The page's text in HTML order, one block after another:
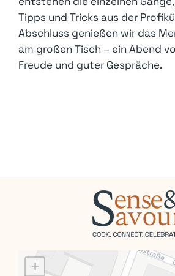
Tipps und Tricks aus der
Abschluss genießen wir das
am großen Tisch – ein Abend
Freude und guter Gespräche.
+